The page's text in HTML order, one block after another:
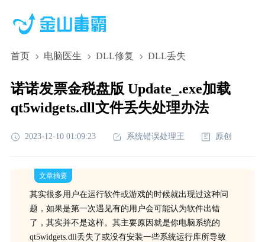
首页 电脑医生 DLL修复 DLL丢失
诺诺发票金税盘版 Update_.exe加载
qt5widgets.dll文件丢失处理办法
2023-12-10 01:09:23 系统错误处理王 原创
文章摘要
其实很多用户在运行软件或游戏的时候就出现过这种问
题，如果是第一次遇见有的用户会可能认为软件出错
了，其实并不是这样。其主要原因就是你电脑系统的
qt5widgets.dll丢失了或没有安装一些系统运行库所导致